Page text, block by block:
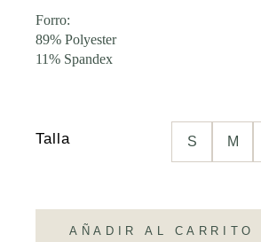
Forro:
89% Polyester
11% Spandex
Talla S M
AÑADIR AL CARRITO